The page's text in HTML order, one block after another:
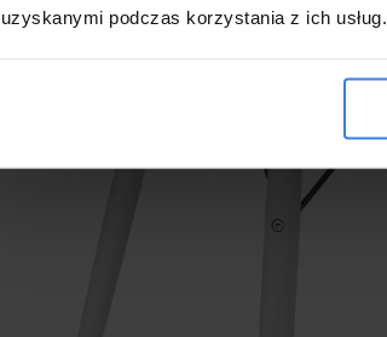
uzyskanymi podczas korzystania z ich usług.